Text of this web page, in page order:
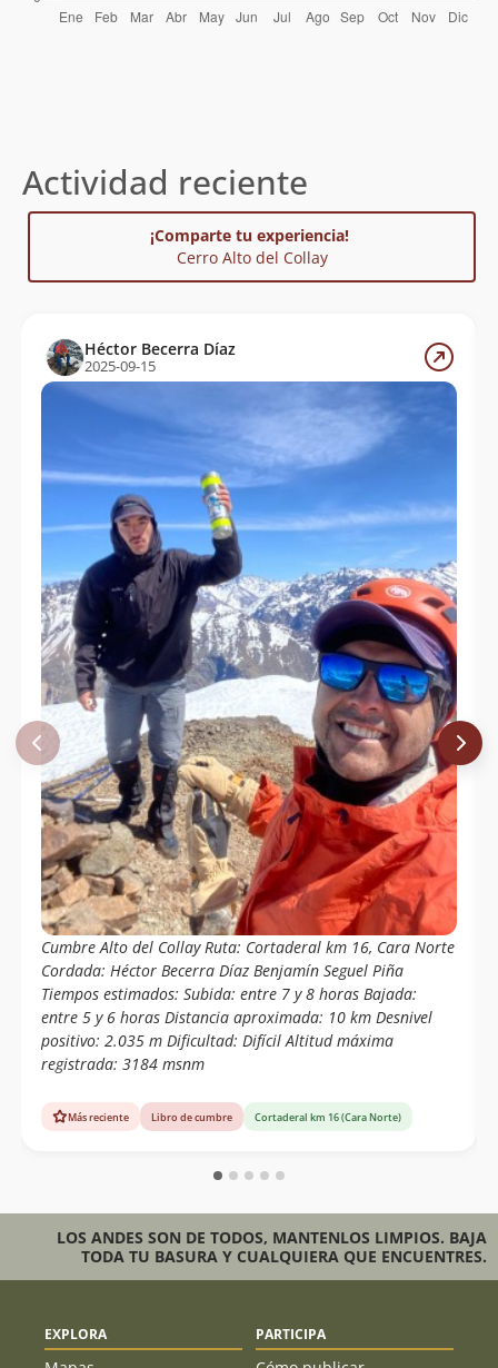
Actividad reciente
¡Comparte tu experiencia!
Cerro Alto del Collay
Héctor Becerra Díaz
2025-09-15
Cumbre Alto del Collay Ruta: Cortaderal km 16, Cara Norte
Cordada: Héctor Becerra Díaz Benjamín Seguel Piña
Tiempos estimados: Subida: entre 7 y 8 horas Bajada:
entre 5 y 6 horas Distancia aproximada: 10 km Desnivel
positivo: 2.035 m Dificultad: Difícil Altitud máxima
registrada: 3184 msnm
Más reciente Libro de cumbre Cortaderal km 16 (Cara Norte)
LOS ANDES SON DE TODOS, MANTENLOS LIMPIOS. BAJA
TODA TU BASURA Y CUALQUIERA QUE ENCUENTRES.
EXPLORA PARTICIPA